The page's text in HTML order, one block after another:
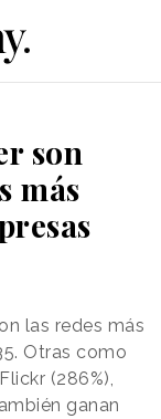
son
más
las redes más
Otras como
(286%),
ganan